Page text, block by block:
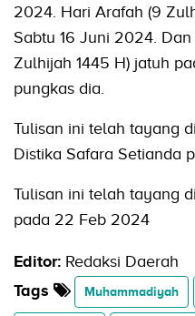
2024. Hari Arafah (9
Sabtu 16 Juni 2024.
Zulhijah 1445 H) jatuh
pungkas dia.
Tulisan ini telah tayang di
Distika Safara Setianda
Tulisan ini telah tayang di
pada 22 Feb 2024
Editor: Redaksi Daerah
Tags
Muhammadiyah